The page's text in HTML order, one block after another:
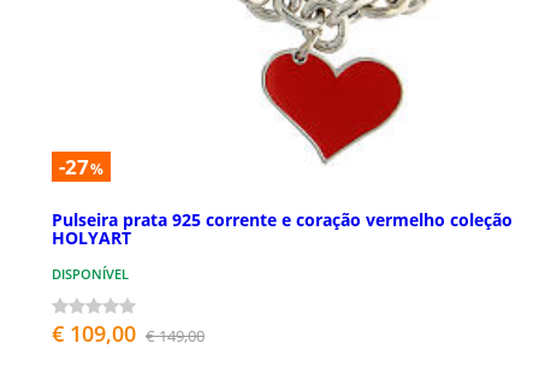
-27%
Pulseira prata 925 corrente e coração vermelho coleção
HOLYART
DISPONÍVEL
€ 109,00 € 149,00